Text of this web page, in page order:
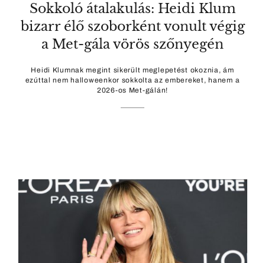
Sokkoló átalakulás: Heidi Klum
bizarr élő szoborként vonult végig
a Met-gála vörös szőnyegén
Heidi Klumnak megint sikerült meglepetést okoznia, ám
ezúttal nem halloweenkor sokkolta az embereket, hanem a
2026-os Met-gálán!